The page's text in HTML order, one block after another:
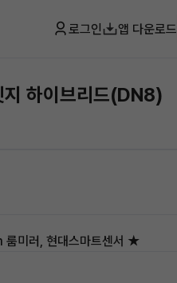
로그인 앱 다운로드
하이브리드(DN8)
미러, 현대스마트센서 ★